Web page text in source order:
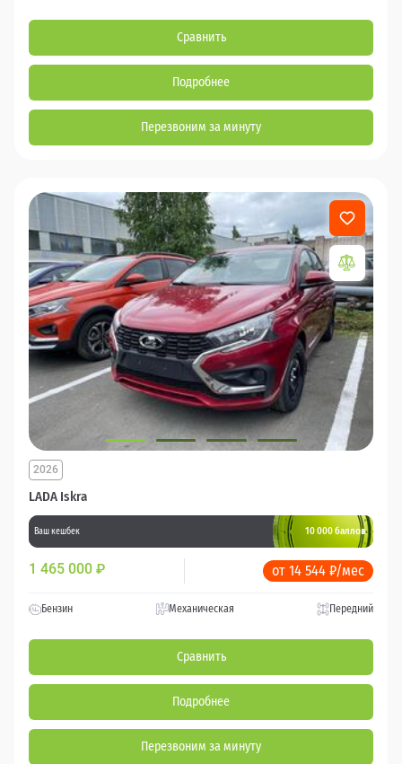
Сравнить
Подробнее
Перезвоним за минуту
LADA Iskra
2026
Ваш кешбек 10 000 баллов
1 465 000 ₽ от 14 544 ₽/мес
Бензин Механическая Передний
Сравнить
Подробнее
Перезвоним за минуту